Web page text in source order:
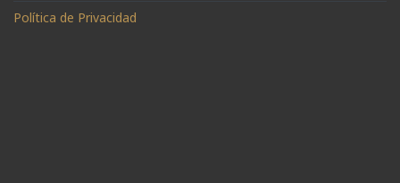
Política de Privacidad